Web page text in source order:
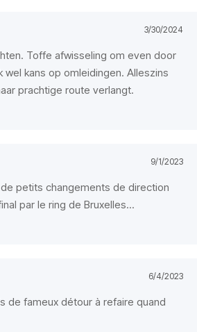
3/30/2024
Toffe afwisseling om even door
wel kans op omleidingen. Alleszins
prachtige route verlangt.
9/1/2023
petits changements de direction
par le ring de Bruxelles...
6/4/2023
de fameux détour à refaire quand